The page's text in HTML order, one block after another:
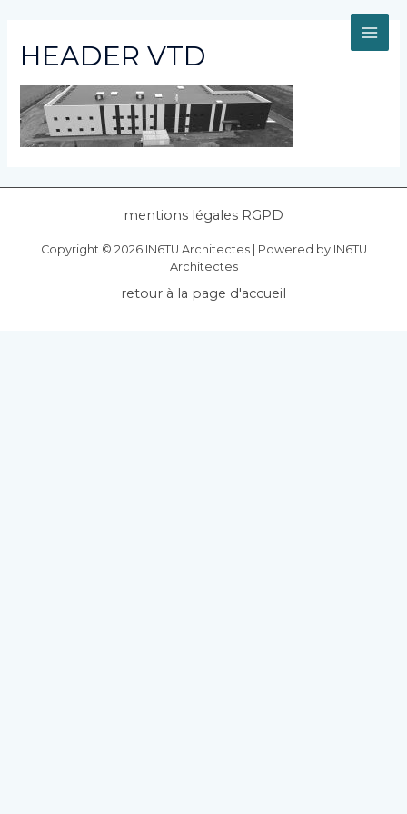
contenu
HEADER VTD
mentions légales RGPD
Copyright © 2026 IN6TU Architectes | Powered by IN6TU
Architectes
retour à la page d'accueil